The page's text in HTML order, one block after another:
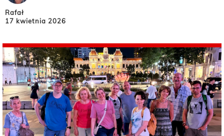
Rafał
17 kwietnia 2026